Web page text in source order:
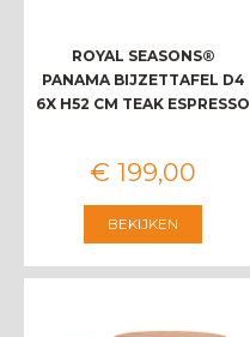
ROYAL SEASONS®
PANAMA BIJZETTAFEL D4
6X H52 CM TEAK ESPRESSO
€ 199,00
BEKIJKEN